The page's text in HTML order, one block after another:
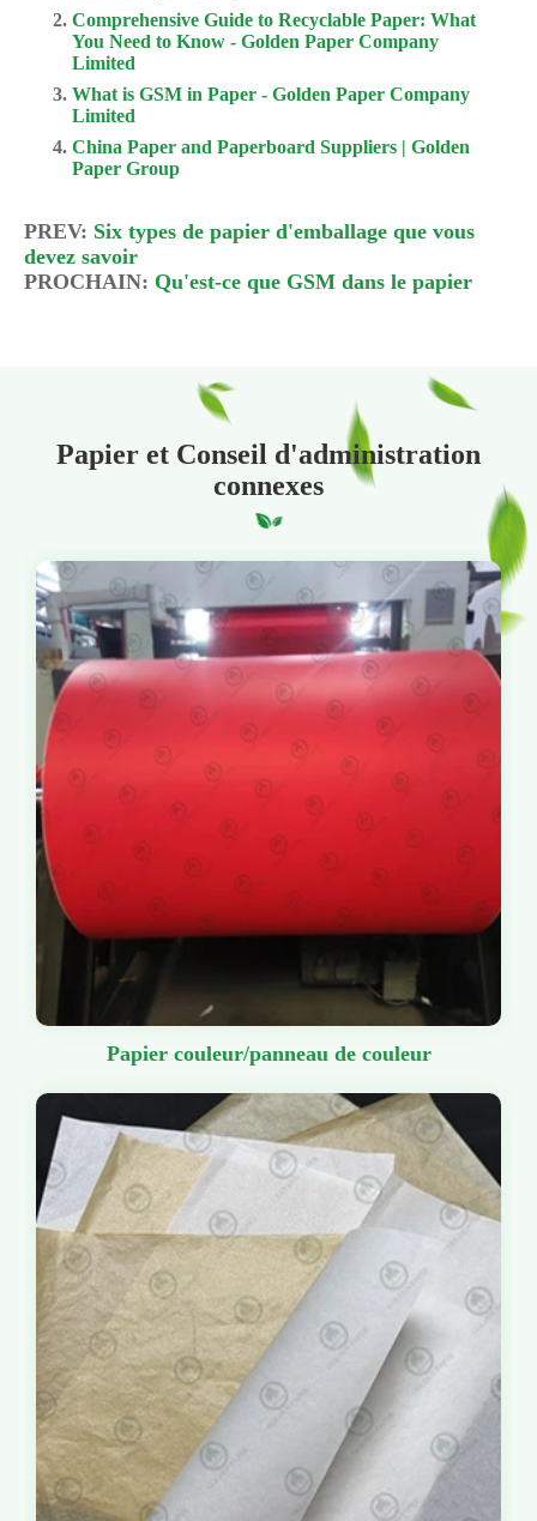
Comprehensive Guide to Recyclable Paper: What
You Need to Know - Golden Paper Company
Limited
What is GSM in Paper - Golden Paper Company
Limited
China Paper and Paperboard Suppliers | Golden
Paper Group
PREV: Six types de papier d'emballage que vous
devez savoir
PROCHAIN: Qu'est-ce que GSM dans le papier
Papier et Conseil d'administration
connexes
Papier couleur/panneau de couleur